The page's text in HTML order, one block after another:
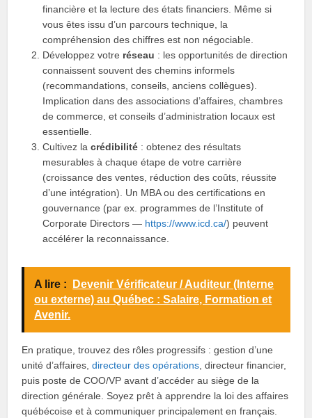
financière et la lecture des états financiers. Même si
vous êtes issu d’un parcours technique, la
compréhension des chiffres est non négociable.
Développez votre réseau : les opportunités de direction
connaissent souvent des chemins informels
(recommandations, conseils, anciens collègues).
Implication dans des associations d’affaires, chambres
de commerce, et conseils d’administration locaux est
essentielle.
Cultivez lacrédibilité : obtenez des résultats
mesurables à chaque étape de votre carrière
(croissance des ventes, réduction des coûts, réussite
d’une intégration). Un MBA ou des certifications en
gouvernance (par ex. programmes de l’Institute of
Corporate Directors — https://www.icd.ca/) peuvent
accélérer la reconnaissance.
A lire :
Devenir Vérificateur / Auditeur (Interne
ou externe) au Québec : Salaire, Formation et
Avenir.
En pratique, trouvez des rôles progressifs : gestion d’une
unité d’affaires,directeur des opérations , directeur financier,
puis poste de COO/VP avant d’accéder au siège de la
direction générale. Soyez prêt à apprendre la loi des affaires
québécoise et à communiquer principalement en français.